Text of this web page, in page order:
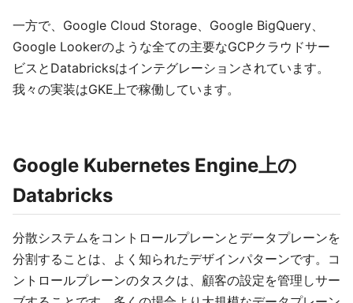
一方で、Google Cloud Storage、Google BigQuery、
Google Lookerのような全ての主要なGCPクラウドサー
ビスとDatabricksはインテグレーションされています。
我々の実装はGKE上で稼働しています。
Google Kubernetes Engine上の
Databricks
分散システムをコントロールプレーンとデータプレーンを
分割することは、よく知られたデザインパターンです。コ
ントロールプレーンのタスクは、顧客の設定を管理しサー